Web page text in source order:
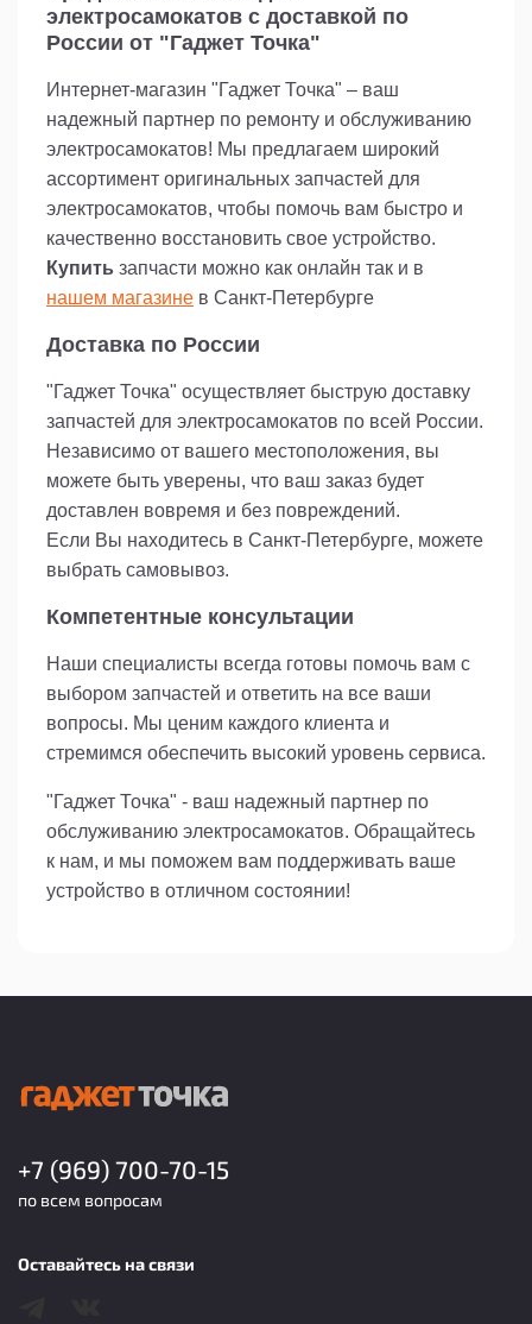
станет отличным решением. Не упустите шанс
сделать свое катание более безопасным и
комфортным с помощью этого простого, но
эффективного аксессуара.
электросамокатов с доставкой по
России от "Гаджет Точка"
Интернет-магазин "Гаджет Точка" – ваш
надежный партнер по ремонту и обслуживанию
электросамокатов! Мы предлагаем широкий
ассортимент оригинальных запчастей для
электросамокатов, чтобы помочь вам быстро и
качественно восстановить свое устройство.
Купить запчасти можно как онлайн так и в
нашем магазине в Санкт-Петербурге
Доставка по России
"Гаджет Точка" осуществляет быструю доставку
запчастей для электросамокатов по всей России.
Независимо от вашего местоположения, вы
можете быть уверены, что ваш заказ будет
доставлен вовремя и без повреждений.
Если Вы находитесь в Санкт-Петербурге, можете
выбрать самовывоз.
Компетентные консультации
Наши специалисты всегда готовы помочь вам с
выбором запчастей и ответить на все ваши
вопросы. Мы ценим каждого клиента и
стремимся обеспечить высокий уровень сервиса.
"Гаджет Точка" - ваш надежный партнер по
обслуживанию электросамокатов. Обращайтесь
к нам, и мы поможем вам поддерживать ваше
устройство в отличном состоянии!
+7 (969) 700-70-15
по всем вопросам
Оставайтесь на связи